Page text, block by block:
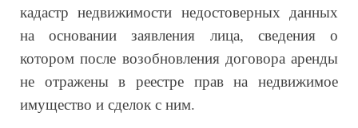
кадастр недвижимости недостоверных данных
на основании заявления лица, сведения о
котором после возобновления договора аренды
не отражены в реестре прав на недвижимое
имущество и сделок с ним.